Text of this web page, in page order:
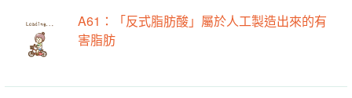
A61：「反式脂肪酸」屬於人工製造出來的有
害脂肪